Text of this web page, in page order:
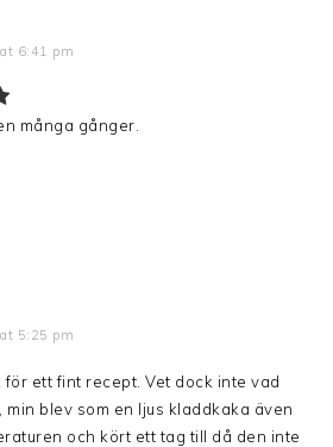
6:41 pm
många gånger.
5:25 pm
för ett fint recept. Vet dock inte vad
blev som en ljus kladdkaka även
och kört ett tag till då den inte